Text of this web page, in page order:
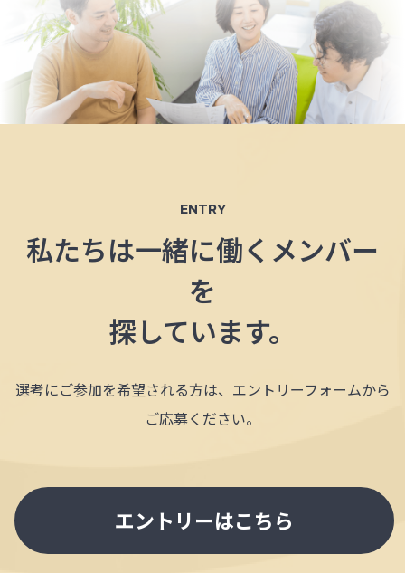
ENTRY
私たちは一緒に働くメンバー
を
探しています。
選考にご参加を希望される方は、エントリーフォームから
ご応募ください。
エントリーはこちら